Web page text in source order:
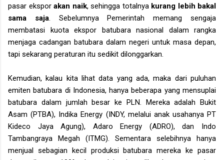
pasar ekspor akan naik, sehingga totalnya kurang lebih bakal
sama saja. Sebelumnya Pemerintah memang sengaja
membatasi kuota ekspor batubara nasional dalam rangka
menjaga cadangan batubara dalam negeri untuk masa depan,
tapi sekarang peraturan itu sedikit dilonggarkan.
Kemudian, kalau kita lihat data yang ada, maka dari puluhan
emiten batubara di Indonesia, hanya beberapa yang mensuplai
batubara dalam jumlah besar ke PLN. Mereka adalah Bukit
Asam (PTBA), Indika Energy (INDY, melalui anak usahanya PT
Kideco Jaya Agung), Adaro Energy (ADRO), dan Indo
Tambangraya Megah (ITMG). Sementara selebihnya hanya
menjual sebagian kecil produksi batubara mereka ke pasar